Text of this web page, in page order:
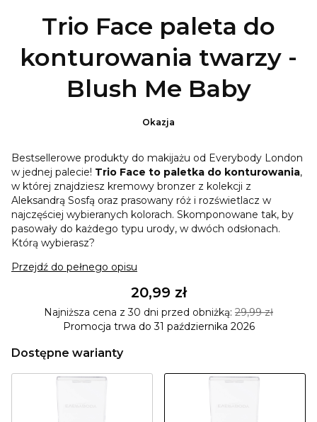
Trio Face paleta do
konturowania twarzy -
Blush Me Baby
Okazja
Bestsellerowe produkty do makijażu od Everybody London
w jednej palecie! Trio Face to paletka do konturowania,
w której znajdziesz kremowy bronzer z kolekcji z
Aleksandrą Sosfą oraz prasowany róż i rozświetlacz w
najczęściej wybieranych kolorach. Skomponowane tak, by
pasowały do każdego typu urody, w dwóch odsłonach.
Którą wybierasz?
Przejdź do pełnego opisu
20,99 zł
Najniższa cena z 30 dni przed obniżką: 29,99 zł
Promocja trwa do 31 października 2026
Dostępne warianty